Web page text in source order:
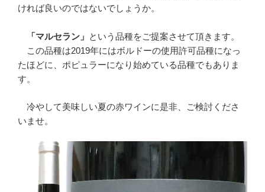
ければ良いのではないでしょうか。
「マルセラン」 という品種をご提案させて頂きます。
この品種は2019年にはボルドーの使用許可品種になっ
たほどに、ポピュラーになり始めている品種でもありま
す。
冷やして美味しい夏の赤ワインに是非、ご検討くださ
いませ。